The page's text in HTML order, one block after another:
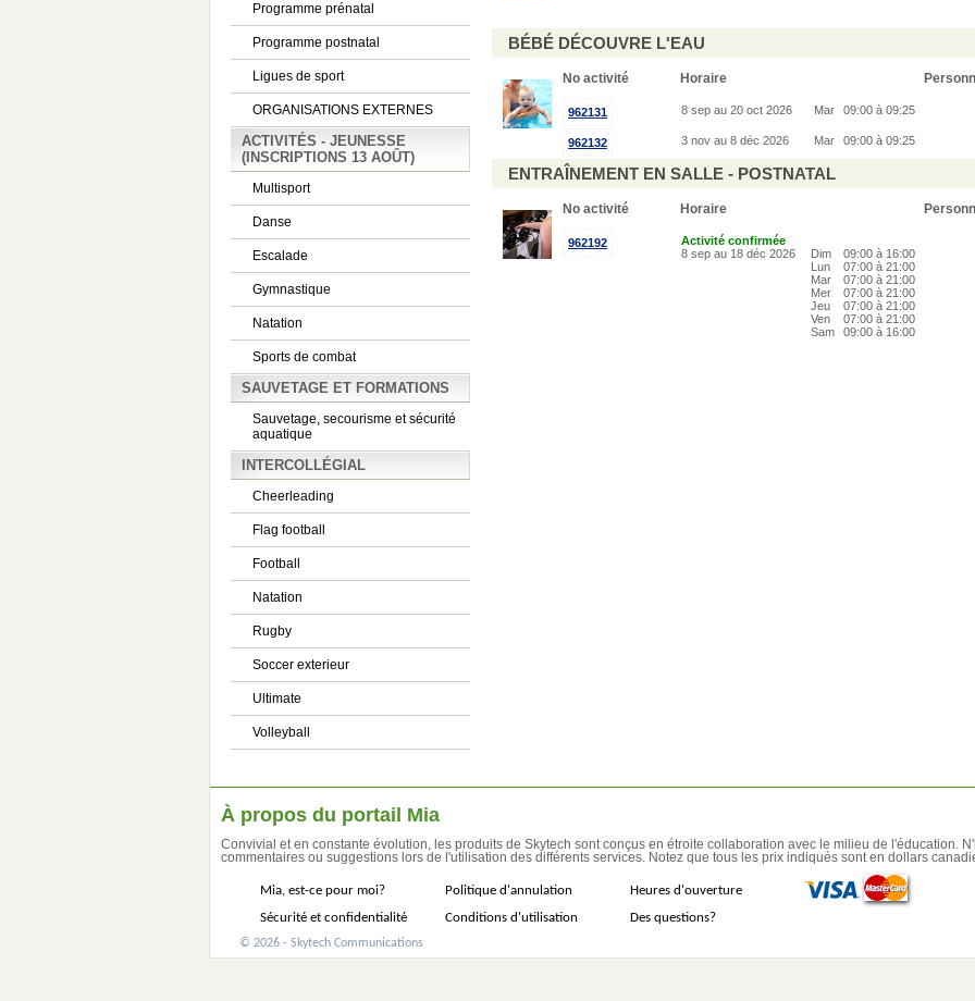
Programme prénatal
Programme postnatal
Ligues de sport
ORGANISATIONS EXTERNES
ACTIVITÉS - JEUNESSE
(INSCRIPTIONS 13 AOÛT)
Multisport
Danse
Escalade
Gymnastique
Natation
Sports de combat
SAUVETAGE ET FORMATIONS
Sauvetage, secourisme et sécurité
aquatique
INTERCOLLÉGIAL
Cheerleading
Flag football
Football
Natation
Rugby
Soccer exterieur
Ultimate
Volleyball
BÉBÉ DÉCOUVRE L'EAU
No activité Horaire
962131 8 sep au 20 oct 2026 Mar 09:00 à 09:25
962132 3 nov au 8 déc 2026 Mar 09:00 à 09:25
ENTRAÎNEMENT EN SALLE - POSTNATAL
No activité Horaire
962192
Activité confirmée
8 sep au 18 déc 2026
Dim
09:00 à 16:00
Lun
07:00 à 21:00
Mar
07:00 à 21:00
Mer
07:00 à 21:00
Jeu
07:00 à 21:00
Ven
07:00 à 21:00
Sam
09:00 à 16:00
À propos du portail Mia
Convivial et en constante évolution, les produits de Skytech sont conçus en étroite collaboration avec le milieu de l'éducation.
commentaires ou suggestions lors de l'utilisation des différents services. Notez que tous les prix indiqués sont en dollars
Mia, est-ce pour moi? Politique d'annulation
Heures d'ouverture
Sécurité et confidentialité
Conditions d'utilisation Des questions?
© 2026 - Skytech Communications